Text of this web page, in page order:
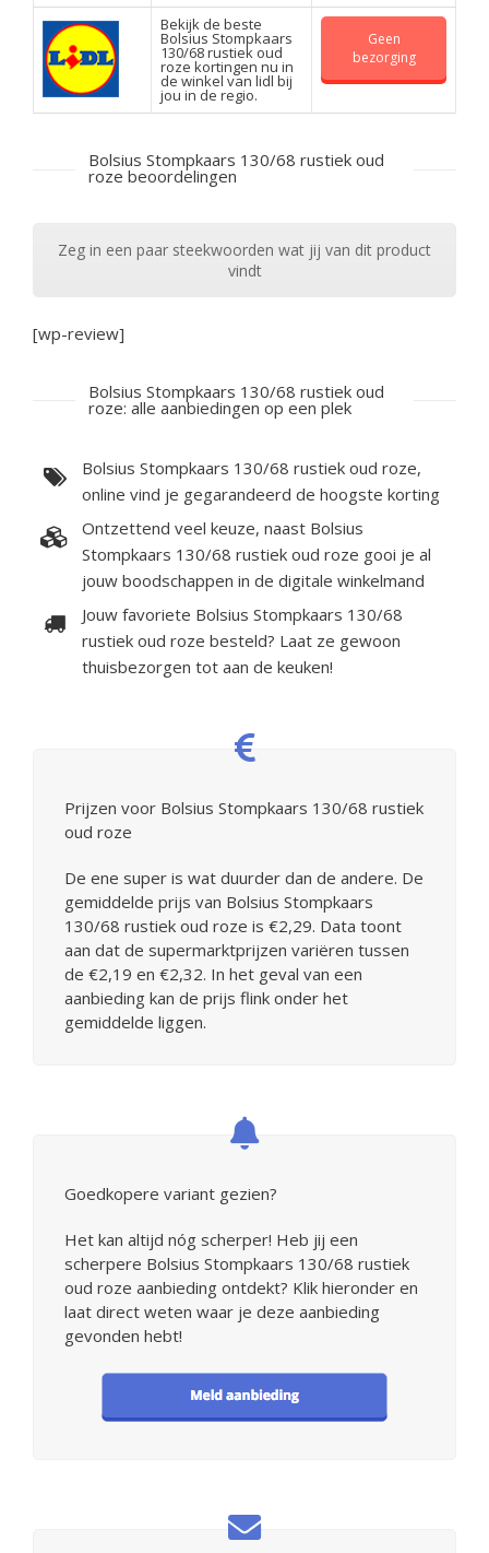
Bekijk de beste
Bolsius Stompkaars
130/68 rustiek oud
roze kortingen nu in
de winkel van lidl bij
jou in de regio.
Geen
bezorging
Bolsius Stompkaars 130/68 rustiek oud
roze beoordelingen
Zeg in een paar steekwoorden wat jij van dit product
vindt
[wp-review]
Bolsius Stompkaars 130/68 rustiek oud
roze: alle aanbiedingen op een plek
Bolsius Stompkaars 130/68 rustiek oud roze,
online vind je gegarandeerd de hoogste korting
Ontzettend veel keuze, naast Bolsius
Stompkaars 130/68 rustiek oud roze gooi je al
jouw boodschappen in de digitale winkelmand
Jouw favoriete Bolsius Stompkaars 130/68
rustiek oud roze besteld? Laat ze gewoon
thuisbezorgen tot aan de keuken!
Prijzen voor Bolsius Stompkaars 130/68 rustiek
oud roze
De ene super is wat duurder dan de andere. De
gemiddelde prijs van Bolsius Stompkaars
130/68 rustiek oud roze is €2,29. Data toont
aan dat de supermarktprijzen variëren tussen
de €2,19 en €2,32. In het geval van een
aanbieding kan de prijs flink onder het
gemiddelde liggen.
Goedkopere variant gezien?
Het kan altijd nóg scherper! Heb jij een
scherpere Bolsius Stompkaars 130/68 rustiek
oud roze aanbieding ontdekt? Klik hieronder en
laat direct weten waar je deze aanbieding
gevonden hebt!